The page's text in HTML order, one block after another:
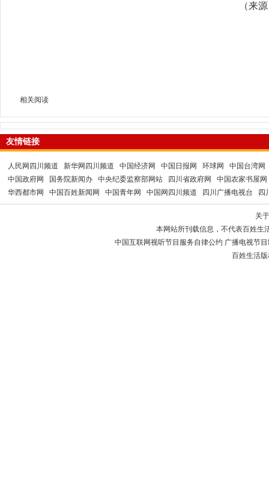
（来
相关阅读
友情链接
人民网四川频道 新华网四川频道 中国经济网 中国日报网 环球网
中国台湾网
中国政府网
国务院新闻办 中央纪委监察部网站 四川省政府网
中国农家书屋网
华西都市网
中国百姓新闻网 中国青年网 中国网四川频道 四川广播电视台 四
关
本网站所刊载信息，不代表百姓生
中国互联网视听节目服务自律公约 广播电视节
百姓生活